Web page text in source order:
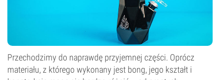
Przechodzimy do naprawdę przyjemnej części. Oprócz
materiału, z którego wykonany jest bong, jego kształt i